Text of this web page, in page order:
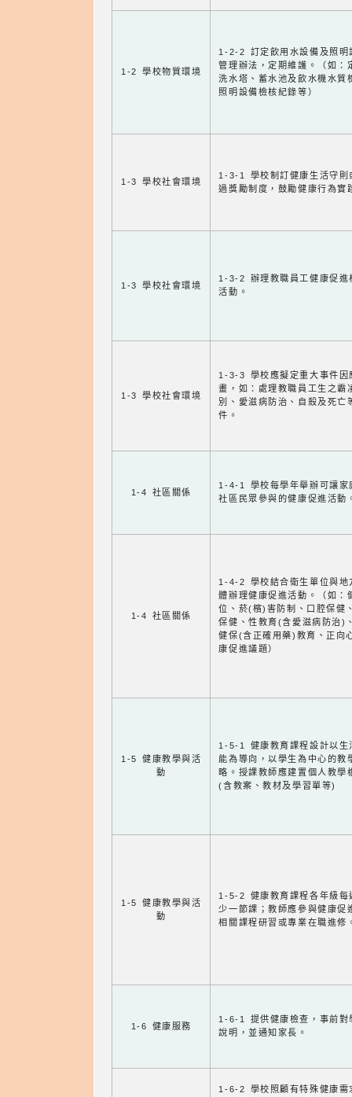
1-2 學校物質環境
1-2-2 訂定飲用水設備及照明
管理辦法，定期維護。（如：
洗水塔、蓄水池及飲水機水質
照明設備檢核紀錄等）
1-3 學校社會環境
1-3-1 學校制訂健康生活守則
過獎勵制度，鼓勵健康行為實
1-3 學校社會環境
1-3-2 辦理教職員工健康促進
活動。
1-3 學校社會環境
1-3-3 學校應擬定重大事件因
畫，如：處理教職員工生之霸
別、愛滋病防治、自殺及死亡
件。
1-4 社區關係
1-4-1 學校每學年舉辦可讓家
社區民眾參與的健康促進活動
1-4 社區關係
1-4-2 學校結合衛生單位與地
體辦理健康促進活動。（如：
位、菸(檳)害防制、口腔保健
保健、性教育(含愛滋病防治)
健保(含正確用藥)教育、正向
康促進議題）
1-5 健康教學與活
動
1-5-1 健康教育課程設計以生
能為導向，以學生為中心的教
略。授課教師應建置個人教學
(含教案、教材及學習單等)
1-5 健康教學與活
動
1-5-2 健康教育課程各年級每
少一節課；教師應參與健康促
相關課程研習或專業在職進修
1-6 健康服務
1-6-1 提供健康檢查，事前對
說明，並通知家長。
1-6-2 學校照顧有特殊健康需